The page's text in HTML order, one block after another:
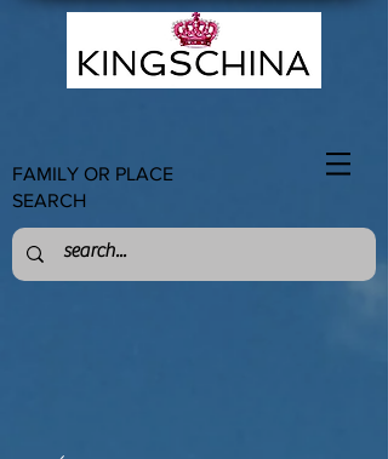
FAMILY OR PLACE
SEARCH